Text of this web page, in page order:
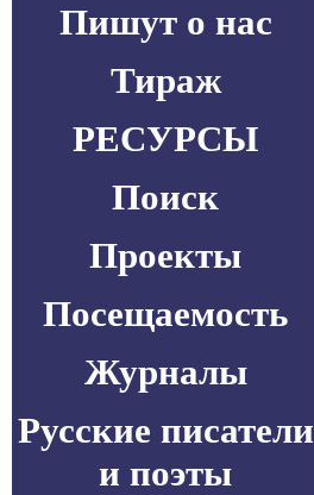
Пишут о нас
Тираж
РЕСУРСЫ
Поиск
Проекты
Посещаемость
Журналы
Русские писатели
и поэты